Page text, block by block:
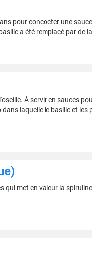
pour concocter une
a été remplacé par de
À servir en sauces
laquelle le basilic et les
qui met en valeur la